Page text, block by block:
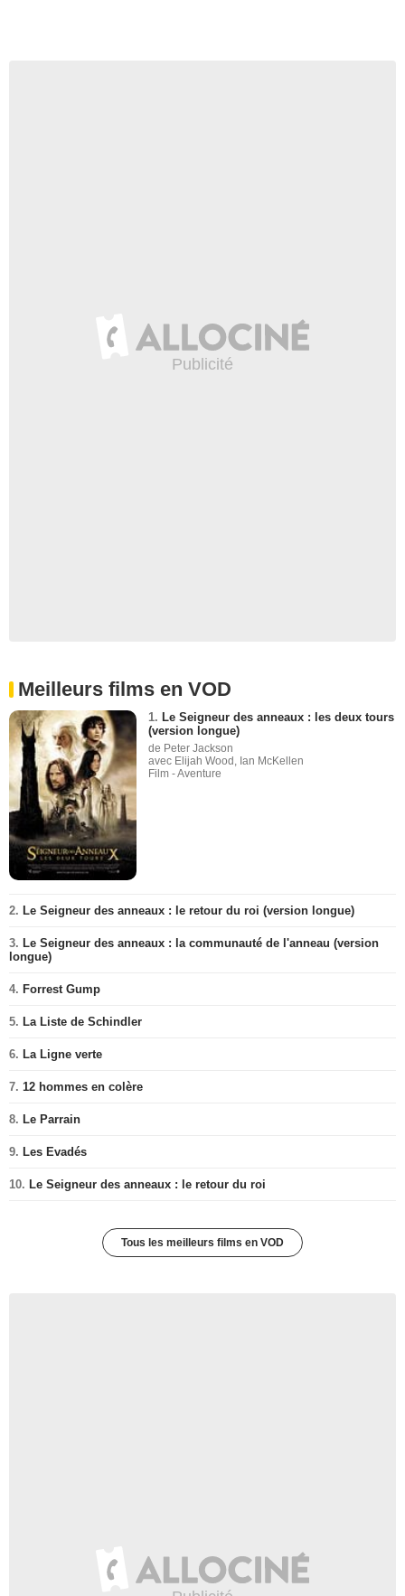
Meilleurs films en VOD
1. Le Seigneur des anneaux : les deux tours
(version longue)
de Peter Jackson
avec Elijah Wood, Ian McKellen
Film - Aventure
2. Le Seigneur des anneaux : le retour du roi (version longue)
3. Le Seigneur des anneaux : la communauté de l'anneau (version
longue)
4. Forrest Gump
5. La Liste de Schindler
6. La Ligne verte
7. 12 hommes en colère
8. Le Parrain
9. Les Evadés
10. Le Seigneur des anneaux : le retour du roi
Tous les meilleurs films en VOD